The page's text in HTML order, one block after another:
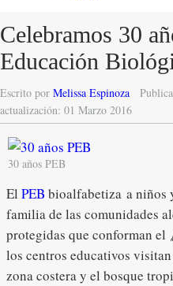
Celebramos 30
Educación
Escrito por Melissa Espinoza
actualización: 01 Marzo 2016
30 años PEB
El PEB bioalfabetiza a niños
familia de las comunidades
protegidas que conforman el
los centros educativos
zona costera y el bosque